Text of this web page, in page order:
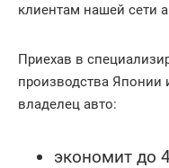
клиентам нашей сети
Приехав в
производства Японии
владелец авто:
экономит до